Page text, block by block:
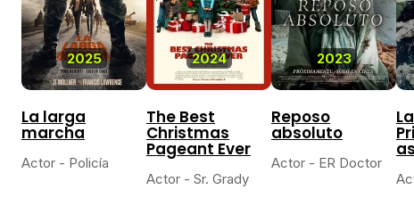
2025
La larga
marcha
Actor - Policía
2024
The Best
Christmas
Pageant Ever
Actor - Sr. Grady
2023
Reposo
absoluto
Actor - ER Doctor